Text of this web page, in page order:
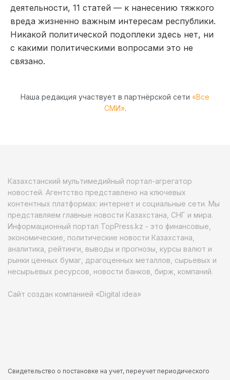
деятельности, 11 статей — к нанесению тяжкого
вреда жизненно важным интересам республики.
Никакой политической подоплеки здесь нет, ни
с какими политическими вопросами это не
связано.
Наша редакция участвует в партнёрской сети «Все
СМИ».
Казахстанский мультимедийный портал-агрегатор
новостей. Агентство представлено на ключевых
контентных платформах: интернет и социальные сети. Мы
представляем главные новости Казахстана, СНГ и мира.
Информационный портал TopPress.kz - это финансовые,
экономические, политические новости Казахстана,
аналитика, рейтинги, выводы и прогнозы, курсы валют и
рынки ценных бумаг, драгоценных металлов, сырьевых и
несырьевых ресурсов, новости банков, бирж, компаний.
Сайт создан компанией «Digital idea»
Свидетельство о постановке на учет, переучет периодического